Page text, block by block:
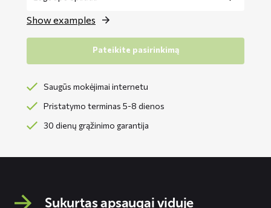
Show examples
Pateikite pasirinkimą
Saugūs mokėjimai internetu
Pristatymo terminas 5-8 dienos
30 dienų grąžinimo garantija
Sukurtas apsaugai viduje